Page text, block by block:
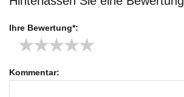
Ihre Bewertung*:
★
★
★
★
★
Kommentar: